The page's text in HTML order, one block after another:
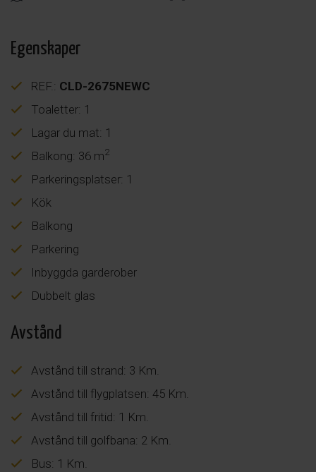
Egenskaper
REF.: CLD-2675NEWC
Toaletter: 1
Lagar du mat: 1
Balkong: 36 m2
Parkeringsplatser: 1
Kök
Balkong
Parkering
Inbyggda garderober
Dubbelt glas
Avstånd
Avstånd till strand: 3 Km.
Avstånd till flygplatsen: 45 Km.
Avstånd till fritid: 1 Km.
Avstånd till golfbana: 2 Km.
Bus: 1 Km.